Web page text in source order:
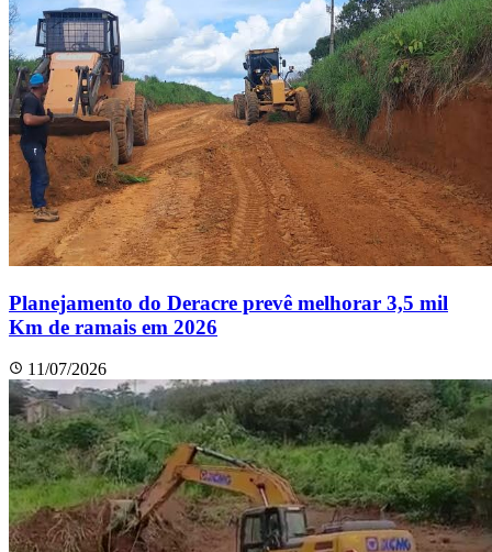
Planejamento do Deracre prevê melhorar 3,5 mil
Km de ramais em 2026
11/07/2026